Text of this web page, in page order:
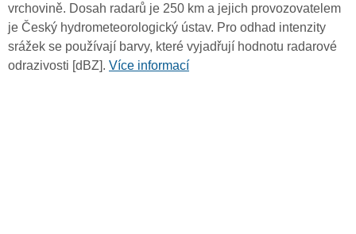
vrchovině. Dosah radarů je 250 km a jejich provozovatelem
je Český hydrometeorologický ústav. Pro odhad intenzity
srážek se používají barvy, které vyjadřují hodnotu radarové
odrazivosti [dBZ]. Více informací